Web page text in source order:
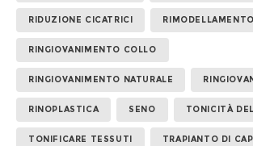
RIDUZIONE CICATRICI
RINGIOVANIMENTO COLLO
RINGIOVANIMENTO NATURALE
RINOPLASTICA SENO TONICITÀ
TONIFICARE TESSUTI TRAPIANTO DI